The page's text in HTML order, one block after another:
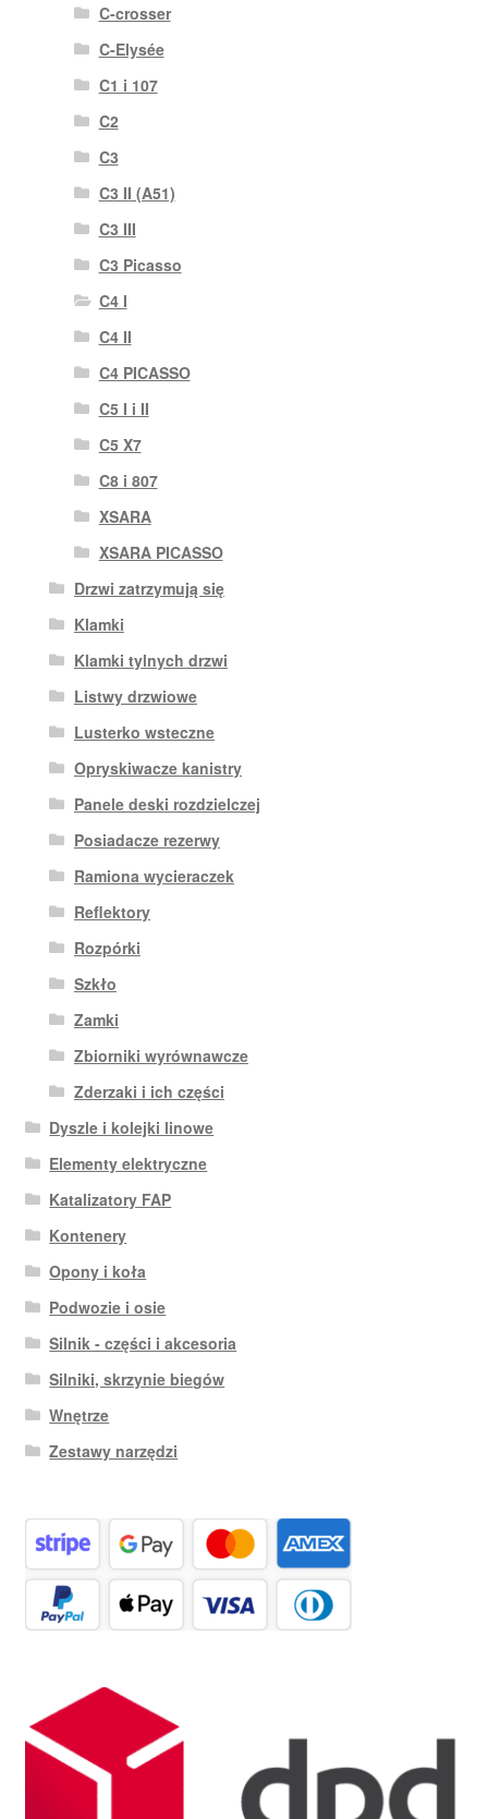
C-crosser
C-Elysée
C1 i 107
C2
C3
C3 II (A51)
C3 III
C3 Picasso
C4 I
C4 II
C4 PICASSO
C5 I i II
C5 X7
C8 i 807
XSARA
XSARA PICASSO
Drzwi zatrzymują się
Klamki
Klamki tylnych drzwi
Listwy drzwiowe
Lusterko wsteczne
Opryskiwacze kanistry
Panele deski rozdzielczej
Posiadacze rezerwy
Ramiona wycieraczek
Reflektory
Rozpórki
Szkło
Zamki
Zbiorniki wyrównawcze
Zderzaki i ich części
Dyszle i kolejki linowe
Elementy elektryczne
Katalizatory FAP
Kontenery
Opony i koła
Podwozie i osie
Silnik - części i akcesoria
Silniki, skrzynie biegów
Wnętrze
Zestawy narzędzi